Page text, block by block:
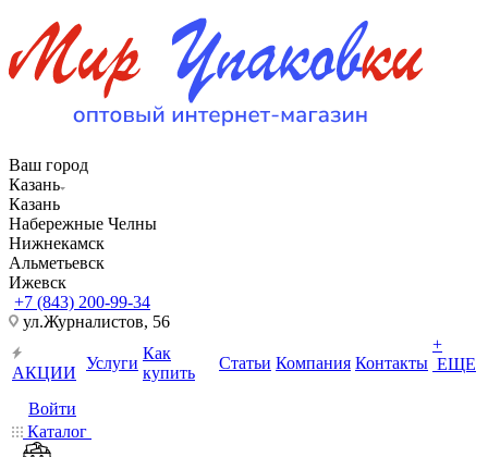
Ваш город
Казань
Казань
Набережные Челны
Нижнекамск
Альметьевск
Ижевск
+7 (843) 200-99-34
ул.Журналистов, 56
АКЦИИ
Услуги
Как
купить
Статьи Компания Контакты
+
ЕЩЕ
Войти
Каталог